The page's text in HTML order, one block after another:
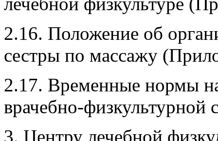
2.16. Положение об
сестры по массажу
2.17. Временные нормы
врачебно-
3. Центру лечебной